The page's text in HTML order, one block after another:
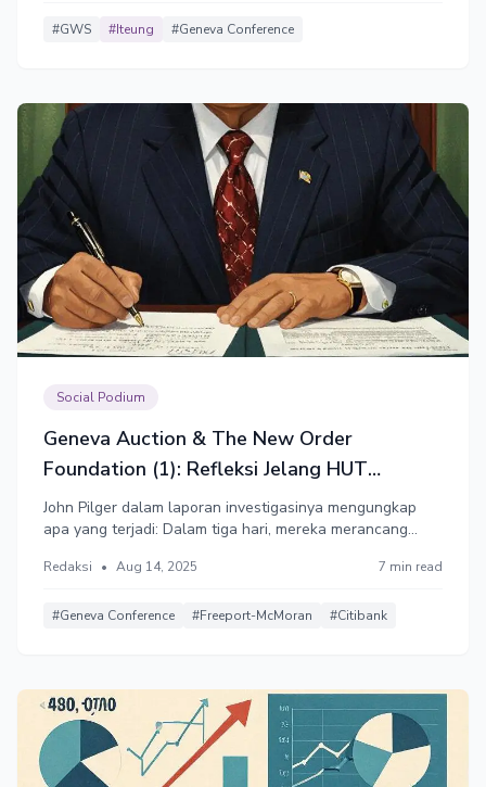
luar negeri.
#GWS #Iteung #Geneva Conference
Social Podium
Geneva Auction & The New Order
Foundation (1): Refleksi Jelang HUT
Kemerdekaan RI
John Pilger dalam laporan investigasinya mengungkap
apa yang terjadi: Dalam tiga hari, mereka merancang
berkuasa di dunia membagi-bagi Indonesia menjadi 5 sesi
perbankan/keuangan, dan infrastruktur.
Redaksi • Aug 14, 2025 7 min read
#Geneva Conference #Freeport-McMoran #Citibank